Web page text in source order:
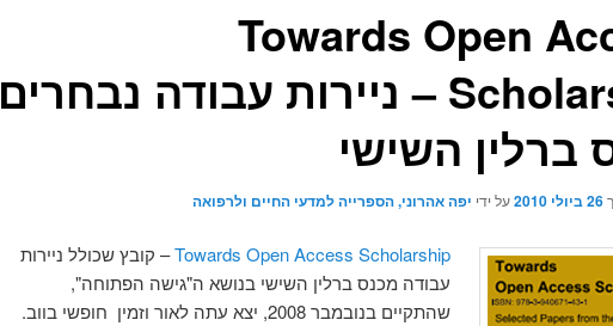
Towards Open
Scholarship – ניירות עבודה נבחרים
ברלין השישי
26 ביולי 2010 על ידי יפה אהרוני, הספרייה למדעי החיים ולרפואה
Towards Open Access Scholarship– קובץ שכולל ניירות
עבודה מכנס ברלין השישי בנושא ה"גישה הפתוחה",
שהתקיים בנובמבר 2008, יצא עתה לאור וזמין חופשי בווב.